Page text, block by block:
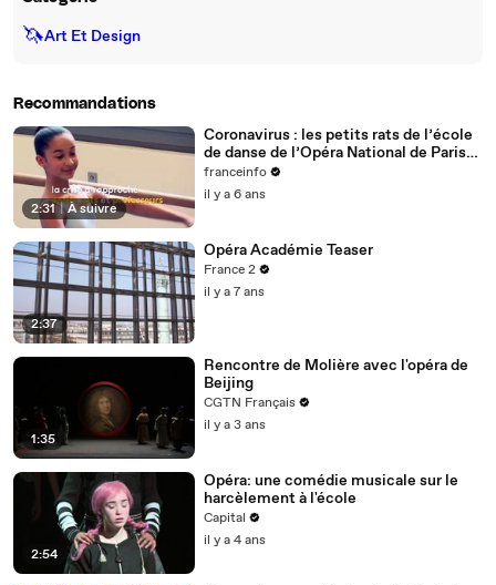
🦄Art Et Design
Recommandations
2:31 | À suivre
Coronavirus : les petits rats de l’école
de danse de l’Opéra National de Paris
se déconfinent
franceinfo
il y a 6 ans
2:37
Opéra Académie Teaser
France 2
il y a 7 ans
1:35
Rencontre de Molière avec l'opéra de
Beijing
CGTN Français
il y a 3 ans
2:54
Opéra: une comédie musicale sur le
harcèlement à l'école
Capital
il y a 4 ans